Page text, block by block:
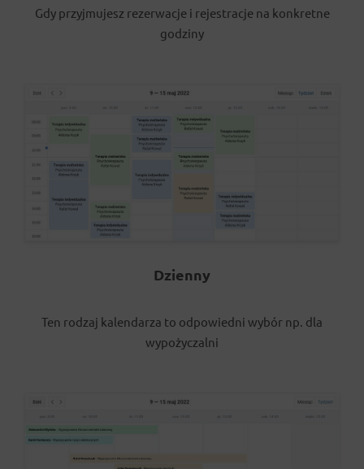
Gdy przyjmujesz rezerwacje i rejestracje na konkretne
godziny
Dzienny
Ten rodzaj kalendarza to odpowiedni wybór np. dla
wypożyczalni